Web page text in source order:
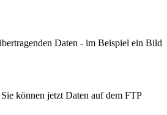
Daten - im Beispiel ein Bild
können jetzt Daten auf dem FTP